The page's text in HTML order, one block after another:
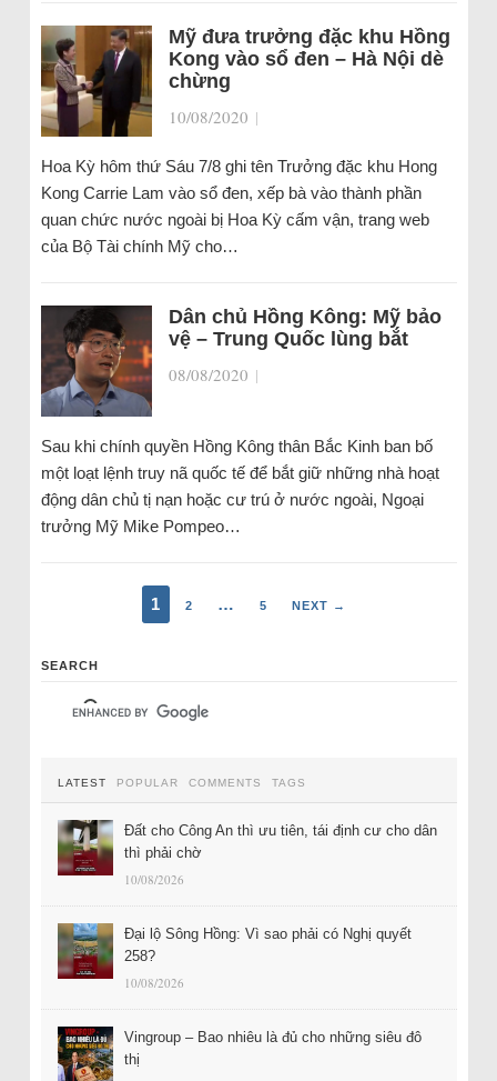
Mỹ đưa trưởng đặc khu Hồng
Kong vào sổ đen – Hà Nội dè
chừng
10/08/2020 |
Hoa Kỳ hôm thứ Sáu 7/8 ghi tên Trưởng đặc khu Hong
Kong Carrie Lam vào sổ đen, xếp bà vào thành phần
quan chức nước ngoài bị Hoa Kỳ cấm vận, trang web
của Bộ Tài chính Mỹ cho…
Dân chủ Hồng Kông: Mỹ bảo
vệ – Trung Quốc lùng bắt
08/08/2020 |
Sau khi chính quyền Hồng Kông thân Bắc Kinh ban bố
một loạt lệnh truy nã quốc tế để bắt giữ những nhà hoạt
động dân chủ tị nạn hoặc cư trú ở nước ngoài, Ngoại
trưởng Mỹ Mike Pompeo…
1 2 … 5 NEXT →
SEARCH
LATEST POPULAR COMMENTS TAGS
Đất cho Công An thì ưu tiên, tái định cư cho dân
thì phải chờ
10/08/2026
Đại lộ Sông Hồng: Vì sao phải có Nghị quyết
258?
10/08/2026
Vingroup – Bao nhiêu là đủ cho những siêu đô
thị